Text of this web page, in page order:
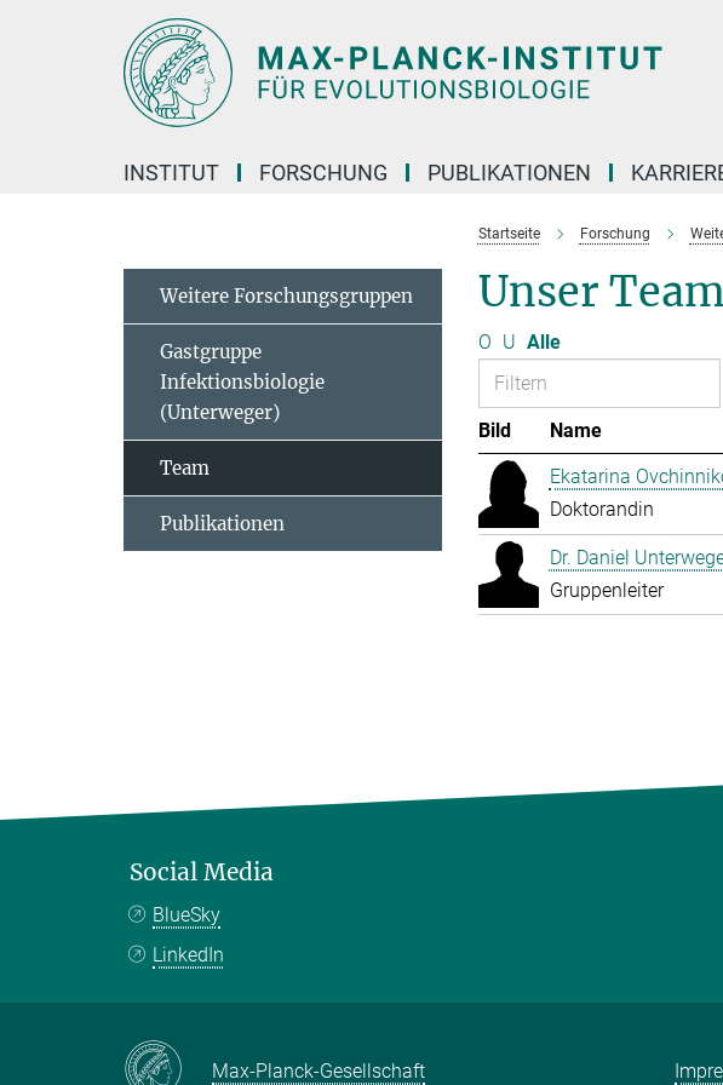
INSTITUT FORSCHUNG PUBLIKATIONEN
Startseite Forschung
Unser Team
O U Alle
Bild Name
Ekatarina
Doktorandin
Dr. Daniel
Gruppenleiter
Weitere Forschungsgruppen
Gastgruppe
Infektionsbiologie
(Unterweger)
Team
Publikationen
Social Media
BlueSky
LinkedIn
Max-Planck-Gesellschaft